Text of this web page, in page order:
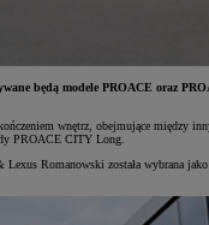
będą modele PROACE oraz
wnętrz, obejmujące między
PROACE CITY Long.
Romanowski została wybrana